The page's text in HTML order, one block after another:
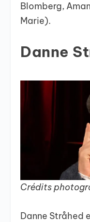
Blomberg,
Marie).
Danne
Crédits
Danne Stråhed